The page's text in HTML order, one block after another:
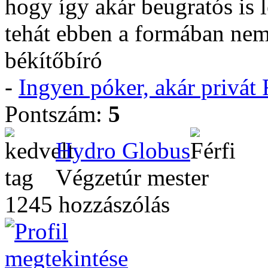
hogy így akár beugratós is
tehát ebben a formában
békítőbíró
- Ingyen póker, akár privát
Pontszám: 5
Hydro Globus
Végzetúr mester
1245 hozzászólás